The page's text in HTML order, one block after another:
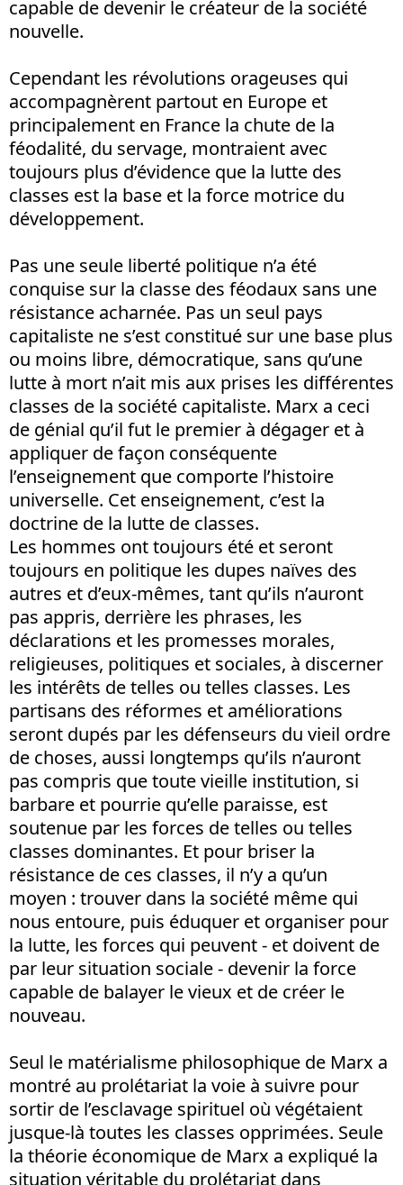
capable de devenir le créateur de la société
nouvelle.
Cependant les révolutions orageuses qui
accompagnèrent partout en Europe et
principalement en France la chute de la
féodalité, du servage, montraient avec
toujours plus d’évidence que la lutte des
classes est la base et la force motrice du
développement.
Pas une seule liberté politique n’a été
conquise sur la classe des féodaux sans une
résistance acharnée. Pas un seul pays
capitaliste ne s’est constitué sur une base plus
ou moins libre, démocratique, sans qu’une
lutte à mort n’ait mis aux prises les différentes
classes de la société capitaliste. Marx a ceci
de génial qu’il fut le premier à dégager et à
appliquer de façon conséquente
l’enseignement que comporte l’histoire
universelle. Cet enseignement, c’est la
doctrine de la lutte de classes.
Les hommes ont toujours été et seront
toujours en politique les dupes naïves des
autres et d’eux-mêmes, tant qu’ils n’auront
pas appris, derrière les phrases, les
déclarations et les promesses morales,
religieuses, politiques et sociales, à discerner
les intérêts de telles ou telles classes. Les
partisans des réformes et améliorations
seront dupés par les défenseurs du vieil ordre
de choses, aussi longtemps qu’ils n’auront
pas compris que toute vieille institution, si
barbare et pourrie qu’elle paraisse, est
soutenue par les forces de telles ou telles
classes dominantes. Et pour briser la
résistance de ces classes, il n’y a qu’un
moyen : trouver dans la société même qui
nous entoure, puis éduquer et organiser pour
la lutte, les forces qui peuvent - et doivent de
par leur situation sociale - devenir la force
capable de balayer le vieux et de créer le
nouveau.
Seul le matérialisme philosophique de Marx a
montré au prolétariat la voie à suivre pour
sortir de l’esclavage spirituel où végétaient
jusque-là toutes les classes opprimées. Seule
la théorie économique de Marx a expliqué la
situation véritable du prolétariat dans